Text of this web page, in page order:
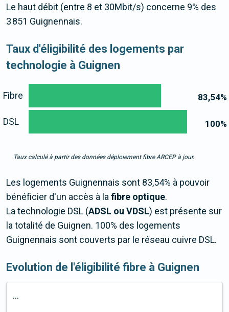
Le haut débit (entre 8 et 30Mbit/s) concerne 9% des
3 851 Guignennais.
Taux d'éligibilité des logements par
technologie à Guignen
83,54%
100%
Fibre
DSL
Taux calculé à partir des données déploiement fibre ARCEP à jour.
Les logements Guignennais sont 83,54% à pouvoir
bénéficier d'un accès à lafibre optique.
La technologie DSL (ADSL ou VDSL) est présente sur
la totalité de Guignen. 100% des logements
Guignennais sont couverts par le réseau cuivre DSL.
Evolution de l'éligibilité fibre à Guignen
...